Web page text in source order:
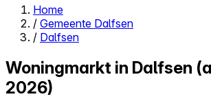
Close menu
Home
/ Gemeente Dalfsen
/ Dalfsen
Woningmarkt in Dalfsen
2026)